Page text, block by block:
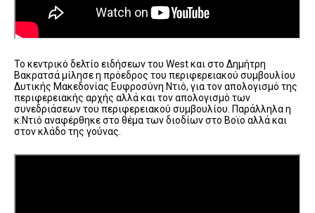
Το κεντρικό δελτίο ειδήσεων του West και στο Δημήτρη
Βακρατσά μίλησε η πρόεδρος του περιφερειακού συμβουλίου
Δυτικής Μακεδονίας Ευφροσύνη Ντιό, για τον απολογισμό της
περιφερειακής αρχής αλλά και τον απολογισμό των
συνεδριάσεων του περιφερειακού συμβουλίου. Παράλληλα η
κ.Ντιό αναφέρθηκε στο θέμα των διοδίων στο Βοϊο αλλά και
στον κλάδο της γούνας.